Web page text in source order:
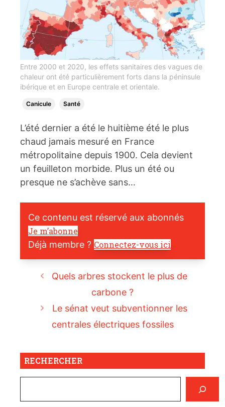
Entre 2000 et 2020, les effets sanitaires des vagues de
chaleur ont été particulièrement forts dans la péninsule
ibérique et en Europe centrale et orientale.
Canicule Santé
L’été dernier a été le huitième été le plus
chaud jamais mesuré en France
métropolitaine depuis 1900. Cela devient
un feuilleton morbide. Plus un été ou
presque ne s’achève sans…
Ce contenu est réservé aux abonnés
Je m’abonne
Déjà membre ? Connectez-vous ici
Quels arbres stockent le plus de
carbone ?
Le sénat veut subventionner les
centrales électriques fossiles
RECHERCHER